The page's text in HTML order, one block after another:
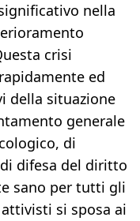
nella
crisi
ed
della situazione
generale
di
difesa del diritto
sano per tutti gli
si sposa ai